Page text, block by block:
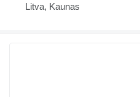
Litva, Kaunas